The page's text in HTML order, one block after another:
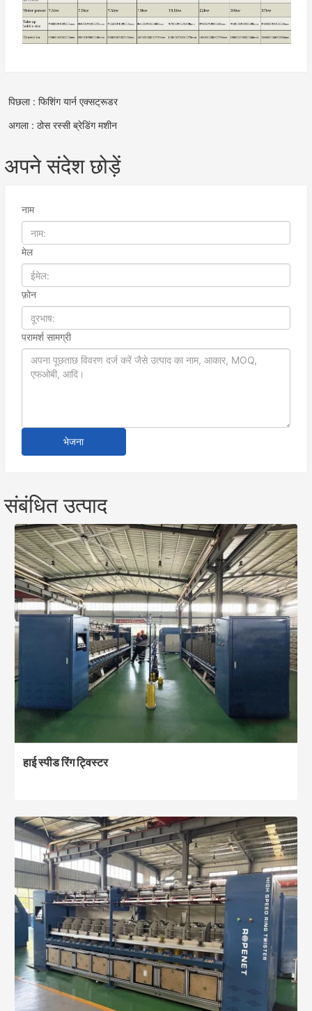
पिछला : फिशिंग यार्न एक्सट्रूडर
अगला : ठोस रस्सी ब्रेडिंग मशीन
अपने संदेश छोड़ें
नाम
मेल
फ़ोन
परामर्श सामग्री
भेजना
संबंधित उत्पाद
हाई स्पीड रिंग ट्विस्टर